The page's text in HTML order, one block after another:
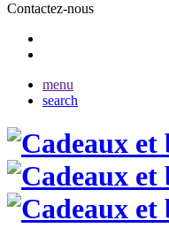
Contactez-nous
menu
search